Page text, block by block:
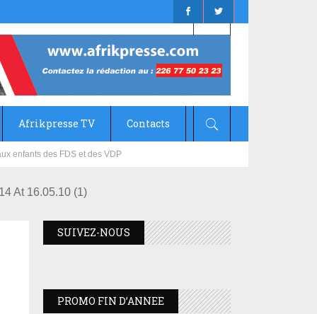
Afrikpresse TV Contacts
At 16.05.10 (1)
SUIVEZ-NOUS
PROMO FIN D’ANNEE